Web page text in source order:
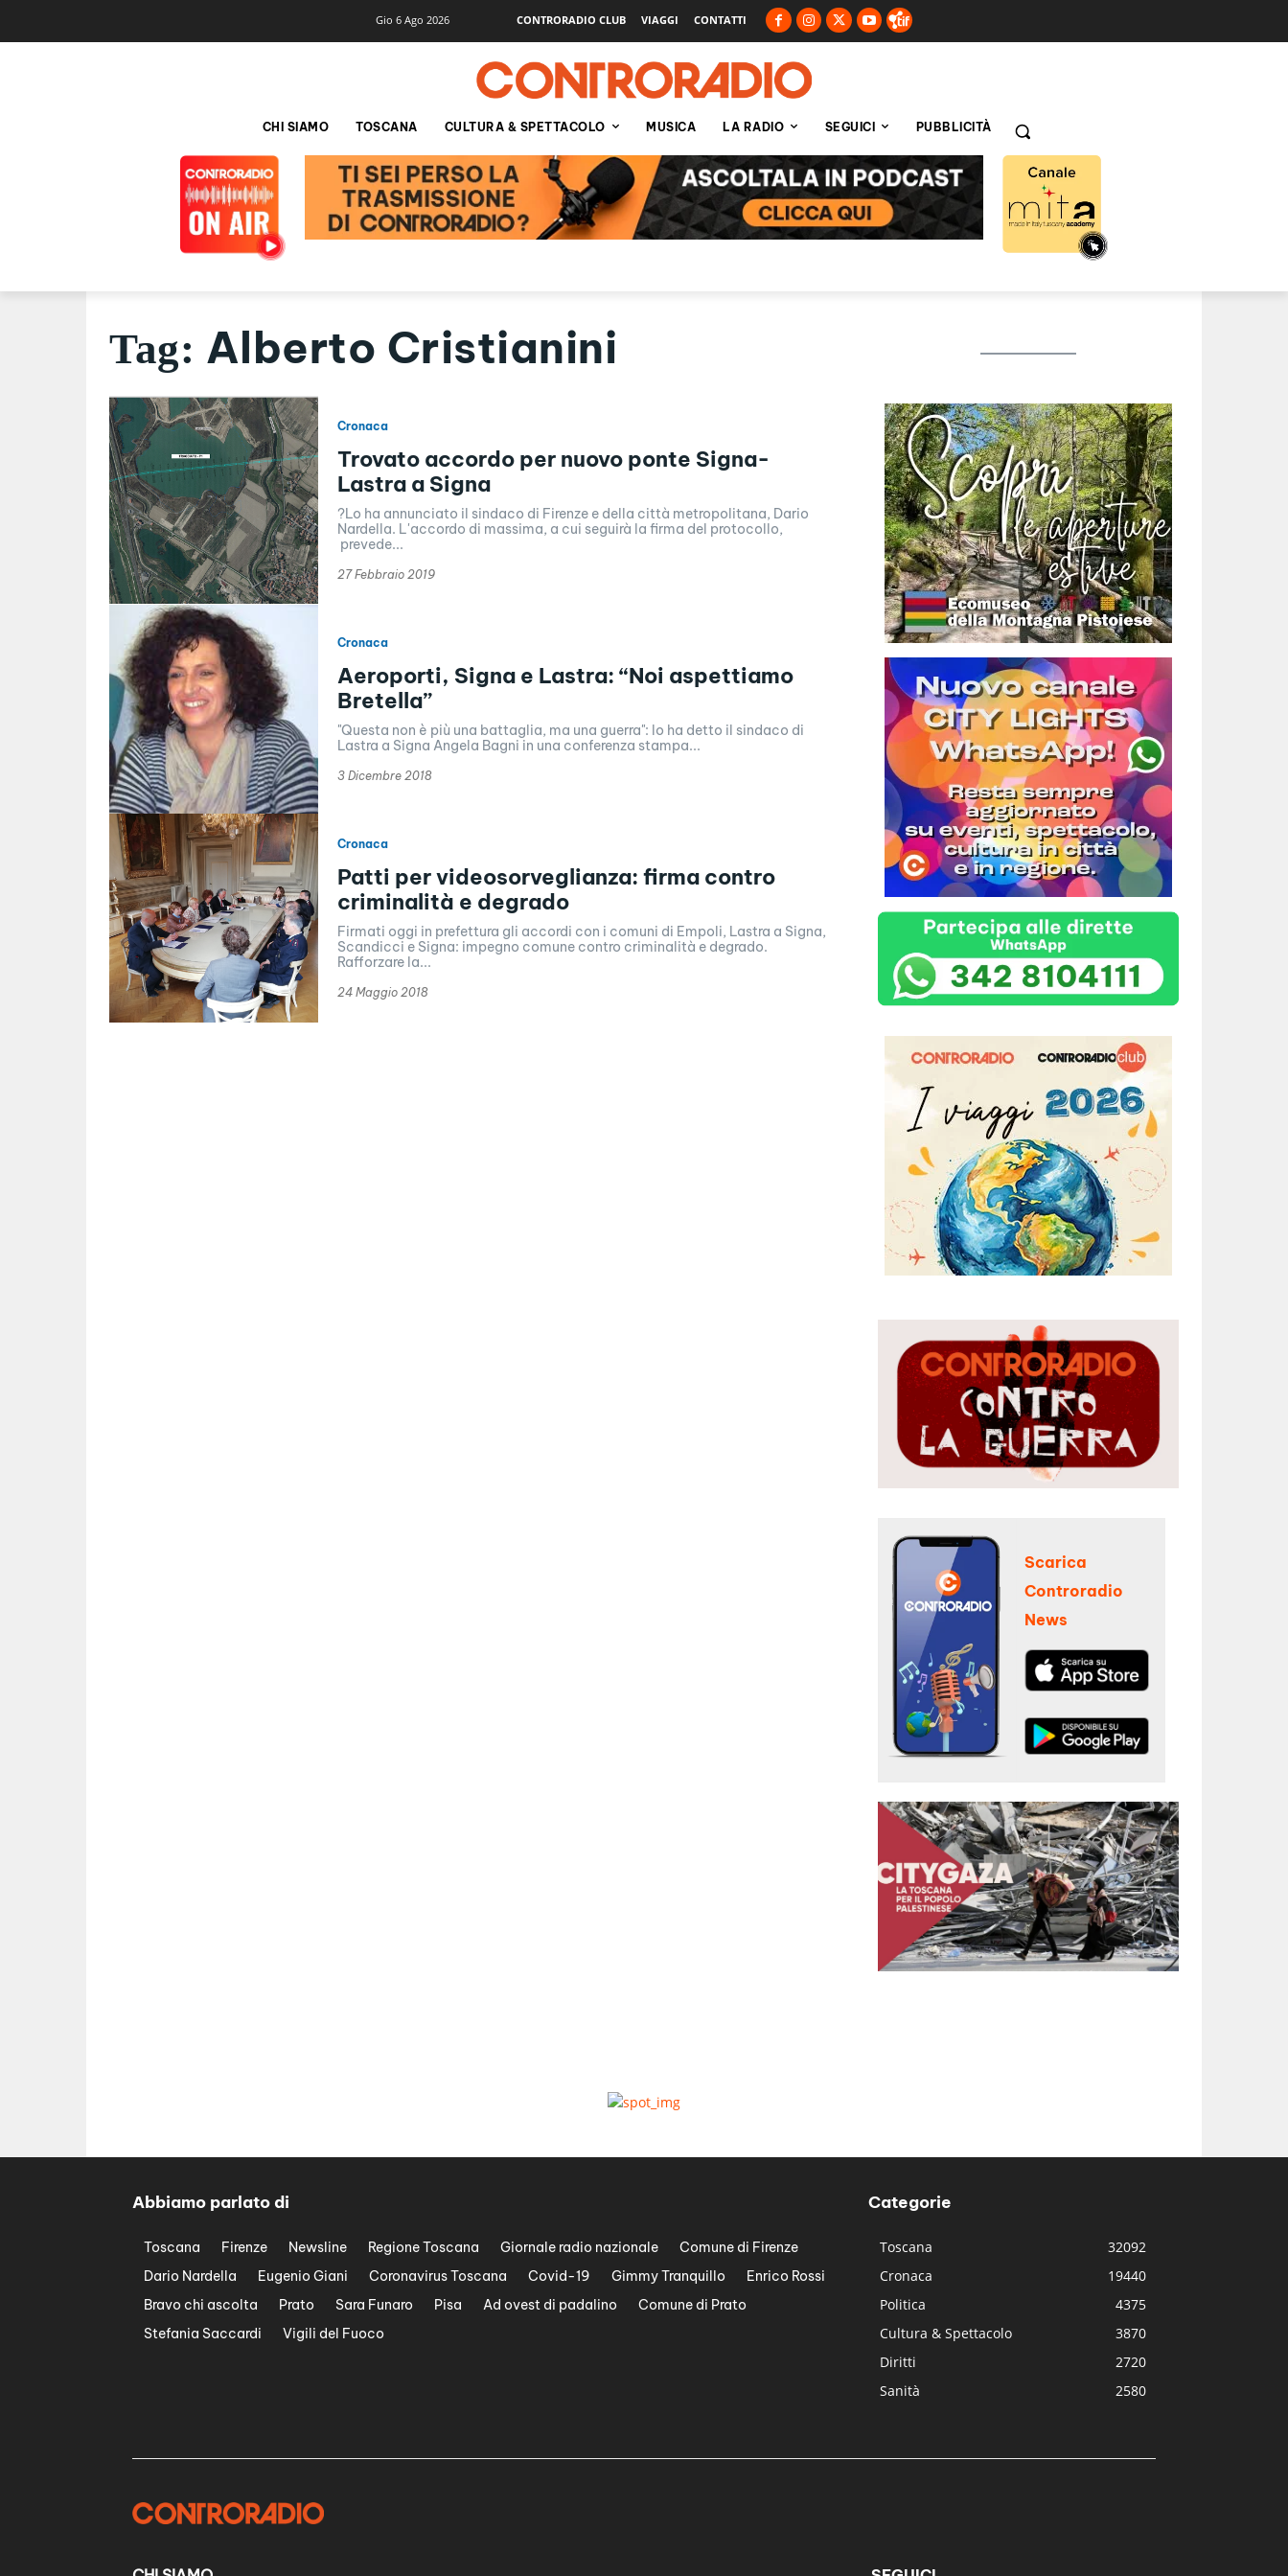
Gio 6 Ago 2026 CONTRORADIO CLUB VIAGGI CONTATTI
CHI SIAMO TOSCANA CULTURA & SPETTACOLO MUSICA LA RADIO SEGUICI PUBBLICITÀ
Tag: Alberto Cristianini
Cronaca
Trovato accordo per nuovo ponte Signa-
Lastra a Signa
?Lo ha annunciato il sindaco di Firenze e della città metropolitana, Dario
Nardella. L'accordo di massima, a cui seguirà la firma del protocollo,
prevede...
27 Febbraio 2019
Cronaca
Aeroporti, Signa e Lastra: “Noi aspettiamo
Bretella”
"Questa non è più una battaglia, ma una guerra": lo ha detto il sindaco di
Lastra a Signa Angela Bagni in una conferenza stampa...
3 Dicembre 2018
Cronaca
Patti per videosorveglianza: firma contro
criminalità e degrado
Firmati oggi in prefettura gli accordi con i comuni di Empoli, Lastra a Signa,
Scandicci e Signa: impegno comune contro criminalità e degrado.
Rafforzare la...
24 Maggio 2018
Scarica
Controradio
News
Abbiamo parlato di
Toscana Firenze Newsline Regione Toscana Giornale radio nazionale
Comune di Firenze
Dario Nardella
Eugenio Giani Coronavirus Toscana Covid-19 Gimmy Tranquillo
Enrico Rossi
Bravo chi ascolta
Prato Sara Funaro Pisa Ad ovest di padalino
Comune di Prato
Stefania Saccardi
Vigili del Fuoco
Categorie
Toscana
32092
Cronaca
19440
Politica
4375
Cultura & Spettacolo
3870
Diritti
2720
Sanità
2580